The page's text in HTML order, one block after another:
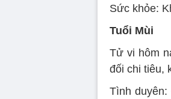
Sức khỏe:
Tuổi Mùi
Tử vi hôm
đối chi tiêu,
Tình